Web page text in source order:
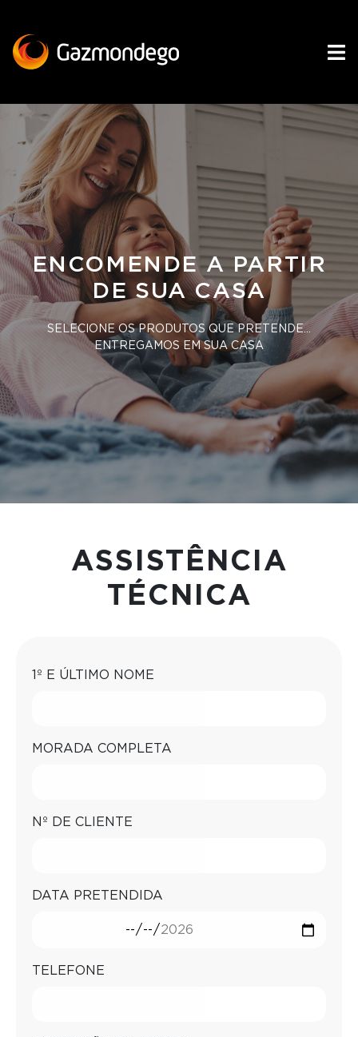
ENCOMENDE A PARTIR
DE SUA CASA
SELECIONE OS PRODUTOS QUE PRETENDE…
ENTREGAMOS EM SUA CASA
ASSISTÊNCIA
TÉCNICA
1º E ÚLTIMO NOME
MORADA COMPLETA
Nº DE CLIENTE
DATA PRETENDIDA
TELEFONE